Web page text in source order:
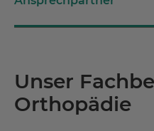
Unser
Orthopädie